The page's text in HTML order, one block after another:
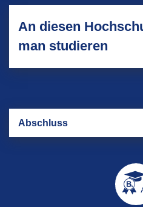
An diesen
man studieren
Ab­schluss